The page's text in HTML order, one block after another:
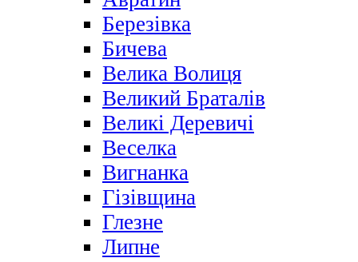
Березівка
Бичева
Велика Волиця
Великий Браталів
Великі Деревичі
Веселка
Вигнанка
Гізівщина
Глезне
Липне